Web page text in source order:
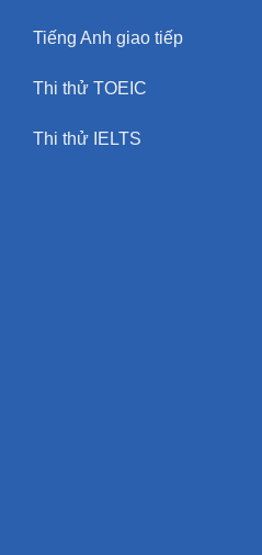
Tiếng Anh giao tiếp
Thi thử TOEIC
Thi thử IELTS